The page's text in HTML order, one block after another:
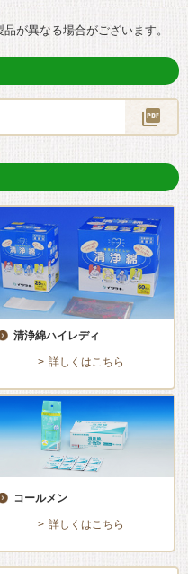
が異なる場合がございます。
清浄綿ハイレディ
詳しくはこちら
コールメン
詳しくはこちら